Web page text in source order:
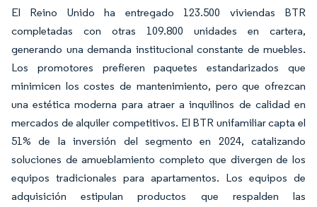
El Reino Unido ha entregado 123.500 viviendas BTR
completadas con otras 109.800 unidades en cartera,
generando una demanda institucional constante de muebles.
Los promotores prefieren paquetes estandarizados que
minimicen los costes de mantenimiento, pero que ofrezcan
una estética moderna para atraer a inquilinos de calidad en
mercados de alquiler competitivos. El BTR unifamiliar capta el
51% de la inversión del segmento en 2024, catalizando
soluciones de amueblamiento completo que divergen de los
equipos tradicionales para apartamentos. Los equipos de
adquisición estipulan productos que respalden las